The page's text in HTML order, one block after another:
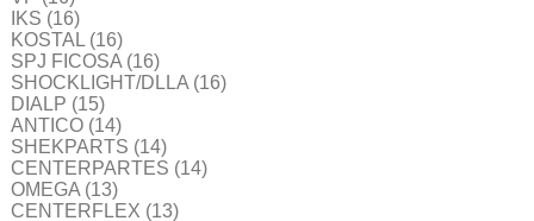
IKS (16)
KOSTAL (16)
SPJ FICOSA (16)
SHOCKLIGHT/DLLA (16)
DIALP (15)
ANTICO (14)
SHEKPARTS (14)
CENTERPARTES (14)
OMEGA (13)
CENTERFLEX (13)